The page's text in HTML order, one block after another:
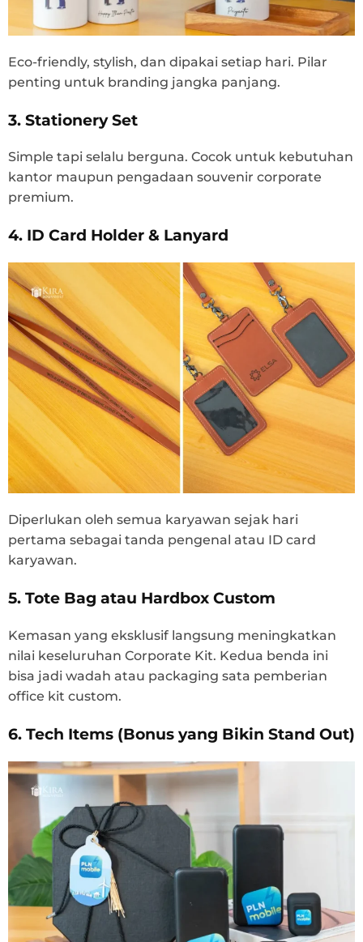
Eco-friendly, stylish, dan dipakai setiap hari. Pilar
penting untuk branding jangka panjang.
3. Stationery Set
Simple tapi selalu berguna. Cocok untuk kebutuhan
kantor maupun pengadaan souvenir corporate
premium.
4. ID Card Holder & Lanyard
Diperlukan oleh semua karyawan sejak hari
pertama sebagai tanda pengenal atau ID card
karyawan.
5. Tote Bag atau Hardbox Custom
Kemasan yang eksklusif langsung meningkatkan
nilai keseluruhan Corporate Kit. Kedua benda ini
bisa jadi wadah atau packaging sata pemberian
office kit custom.
6. Tech Items (Bonus yang Bikin Stand Out)